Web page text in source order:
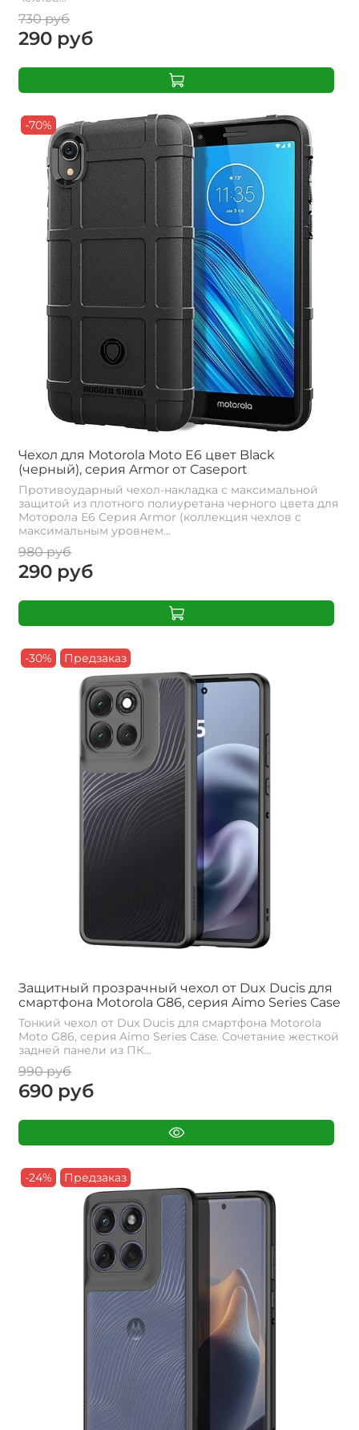
730 руб
290 руб
-70%
Чехол для Motorola Moto E6 цвет Black
(черный), серия Armor от Caseport
Противоударный чехол-накладка с максимальной
защитой из плотного полиуретана черного цвета для
Моторола Е6 Серия Armor (коллекция чехлов с
максимальным уровнем...
980 руб
290 руб
-30% Предзаказ
Защитный прозрачный чехол от Dux Ducis для
смартфона Motorola G86, серия Aimo Series Case
Тонкий чехол от Dux Ducis для смартфона Motorola
Moto G86, серия Aimo Series Case. Сочетание жесткой
задней панели из ПК...
990 руб
690 руб
-24% Предзаказ